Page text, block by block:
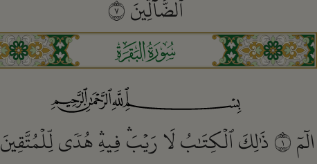
ٱلضَّآلِّينَ٧
ﮎ
الٓمٓ١ذَٰلِكَ ٱلۡكِتَٰبُ لَا رَيۡبَۛ فِيهِۛ هُدٗى لِّلۡمُتَّقِينَ